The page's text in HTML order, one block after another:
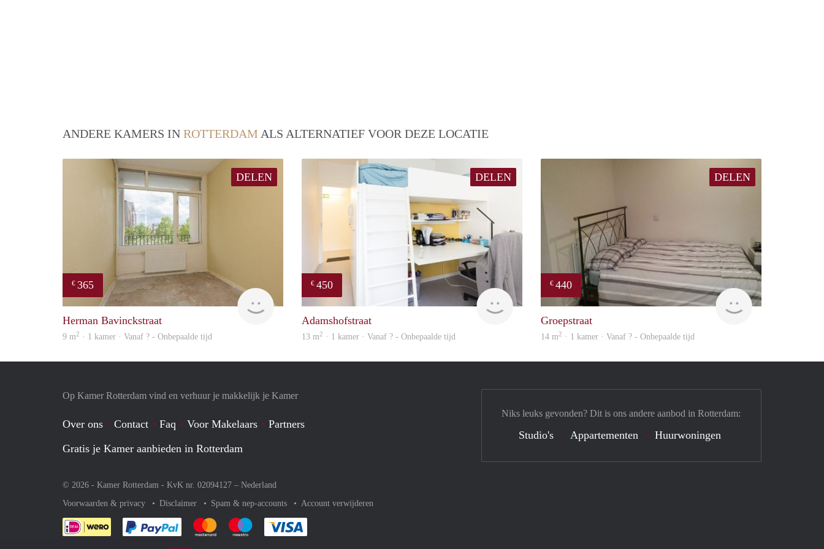
ANDERE KAMERS IN ROTTERDAM ALS ALTERNATIEF VOOR DEZE LOCATIE
DELEN
€ 365
Herman Bavinckstraat
9 m2 · 1 kamer · Vanaf ? - Onbepaalde tijd
DELEN
€ 450
rent
Adamshofstraat
13 m2 · 1 kamer · Vanaf ? - Onbepaalde tijd
DELEN
€ 440
rent
Groepstraat
14 m2 · 1 kamer · Vanaf ? - Onbepaalde tijd
Op Kamer Rotterdam vind en verhuur je makkelijk je Kamer
Over ons Contact Faq Voor Makelaars
Partners
Gratis je Kamer aanbieden in Rotterdam
© 2026 - Kamer Rotterdam - KvK nr. 02094127 – Nederland
Voorwaarden & privacy
Disclaimer Spam & nep-accounts Account verwijderen
Je rekent gemakkelijk af met Paypal
Je rekent gemakkelijk af met Mastercard
Je rekent gemakkelijk af met Meastro
Niks leuks gevonden? Dit is ons andere aanbod in Rotterdam:
Studio's Appartementen Huurwoningen